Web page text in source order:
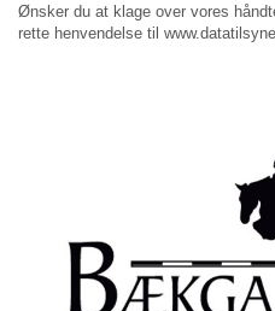
Ønsker du at klage over vores
rette henvendelse til